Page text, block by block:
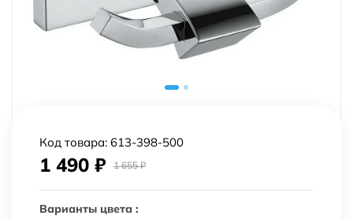
Код товара: 613-398-500
1 490 ₽ 1 655₽
Варианты цвета :